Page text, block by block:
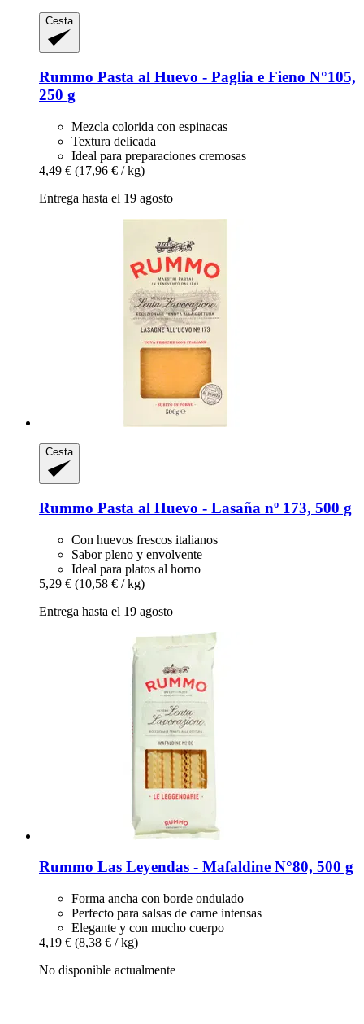
Cesta
Rummo Pasta al Huevo -​ Paglia e Fieno N°105,
250 g
Mezcla colorida con espinacas
Textura delicada
Ideal para preparaciones cremosas
4,49 € (17,96 € / kg)
Entrega hasta el 19 agosto
Cesta
Rummo Pasta al Huevo -​ Lasaña nº 173, 500 g
Con huevos frescos italianos
Sabor pleno y envolvente
Ideal para platos al horno
5,29 € (10,58 € / kg)
Entrega hasta el 19 agosto
Rummo Las Leyendas -​ Mafaldine N°80, 500 g
Forma ancha con borde ondulado
Perfecto para salsas de carne intensas
Elegante y con mucho cuerpo
4,19 € (8,38 € / kg)
No disponible actualmente